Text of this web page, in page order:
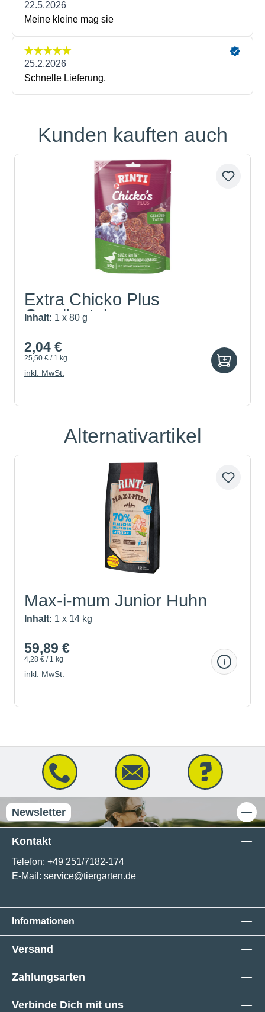
Produktgalerie überspringen
Kunden kauften auch
Extra Chicko Plus
Gemüsetal...
Inhalt: 1 x 80 g
2,04 €
25,50 € / 1 kg
inkl. MwSt.
Produktgalerie überspringen
Alternativartikel
Max-i-mum Junior Huhn
Inhalt: 1 x 14 kg
59,89 €
4,28 € / 1 kg
inkl. MwSt.
Newsletter
Kontakt
Telefon: +49 251/7182-174
E-Mail: service@tiergarten.de
Informationen
Versand
Zahlungsarten
Verbinde Dich mit uns